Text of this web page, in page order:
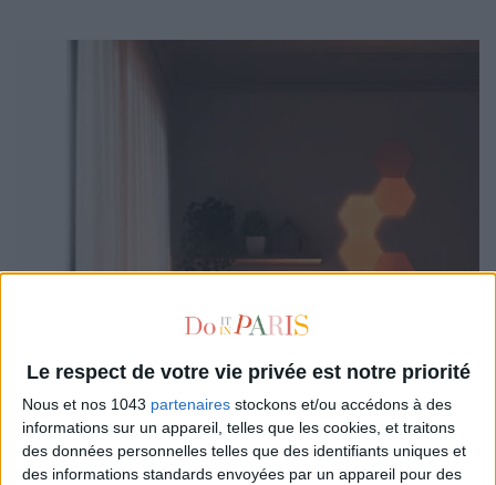
Le respect de votre vie privée est notre priorité
Nous et nos 1043 partenaires stockons et/ou accédons à des
informations sur un appareil, telles que les cookies, et traitons
des données personnelles telles que des identifiants uniques et
des informations standards envoyées par un appareil pour des